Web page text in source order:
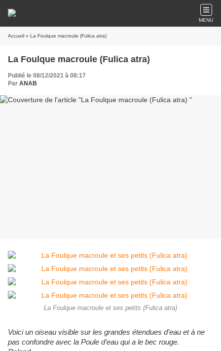
MENU
Accueil » La Foulque macroule (Fulica atra)
La Foulque macroule (Fulica atra)
Publié le 08/12/2021 à 08:17
Par ANAB
La Foulque macroule et ses petits (Fulica atra)
Voici un oiseau visible sur les grandes étendues d’eau et à ne
pas confondre avec la Poule d’eau qui a le bec rouge.